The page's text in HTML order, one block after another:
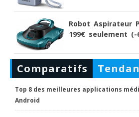
Robot Aspirateur
199€ seulement (-
Comparatifs
Top 8 des meilleures applications
Android